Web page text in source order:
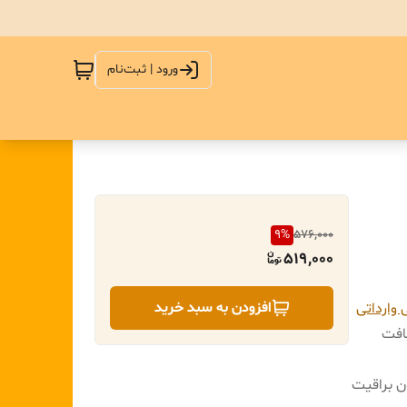
ورود | ثبت‌نام
وارداتی
براقیت
576,000
9%
519,000
افزودن به سبد خرید